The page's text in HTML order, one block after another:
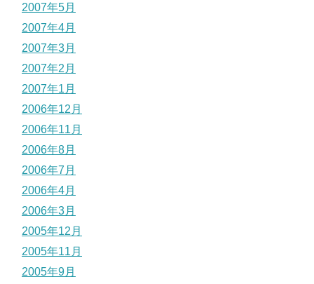
2007年5月
2007年4月
2007年3月
2007年2月
2007年1月
2006年12月
2006年11月
2006年8月
2006年7月
2006年4月
2006年3月
2005年12月
2005年11月
2005年9月